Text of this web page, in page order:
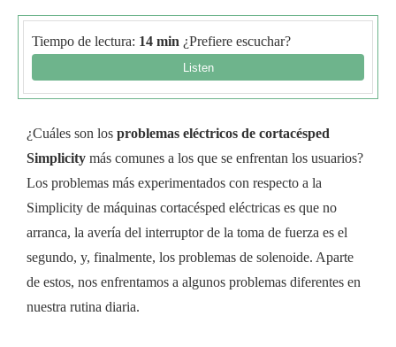
Tiempo de lectura: 14 min ¿Prefiere escuchar?
¿Cuáles son los problemas eléctricos de cortacésped
Simplicity más comunes a los que se enfrentan los usuarios?
Los problemas más experimentados con respecto a la
Simplicity de máquinas cortacésped eléctricas es que no
arranca, la avería del interruptor de la toma de fuerza es el
segundo, y, finalmente, los problemas de solenoide. Aparte
de estos, nos enfrentamos a algunos problemas diferentes en
nuestra rutina diaria.